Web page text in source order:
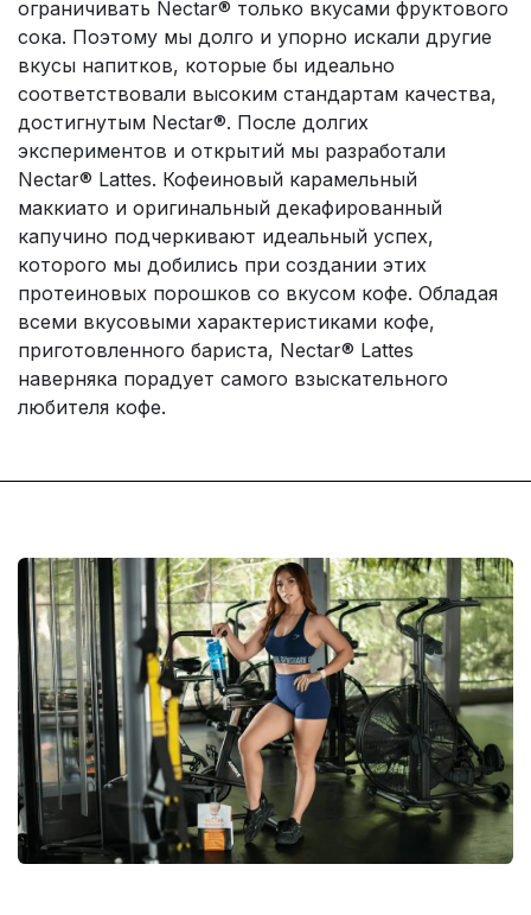
ограничивать Nectar® только вкусами фруктового
сока. Поэтому мы долго и упорно искали другие
вкусы напитков, которые бы идеально
соответствовали высоким стандартам качества,
достигнутым Nectar®. После долгих
экспериментов и открытий мы разработали
Nectar® Lattes. Кофеиновый карамельный
маккиато и оригинальный декафированный
капучино подчеркивают идеальный успех,
которого мы добились при создании этих
протеиновых порошков со вкусом кофе. Обладая
всеми вкусовыми характеристиками кофе,
приготовленного бариста, Nectar® Lattes
наверняка порадует самого взыскательного
любителя кофе.